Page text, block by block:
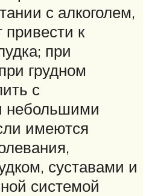
с алкоголем,
привести к
при
грудном
с
небольшими
имеются
суставами и
системой